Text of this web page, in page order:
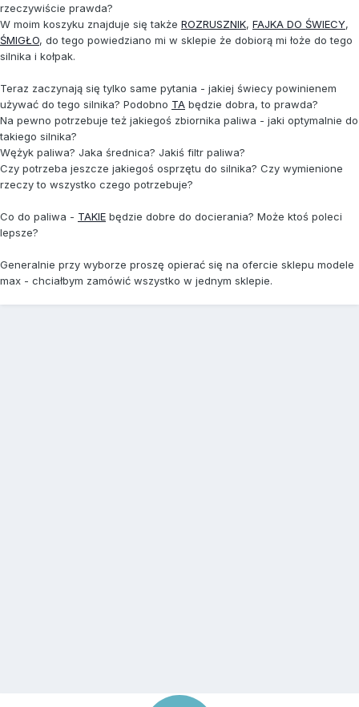
rzeczywiście prawda?
W moim koszyku znajduje się także ROZRUSZNIK, FAJKA DO ŚWIECY,
ŚMIGŁO, do tego powiedziano mi w sklepie że dobiorą mi łoże do tego
silnika i kołpak.
Teraz zaczynają się tylko same pytania - jakiej świecy powinienem
używać do tego silnika? Podobno TA będzie dobra, to prawda?
Na pewno potrzebuje też jakiegoś zbiornika paliwa - jaki optymalnie do
takiego silnika?
Wężyk paliwa? Jaka średnica? Jakiś filtr paliwa?
Czy potrzeba jeszcze jakiegoś osprzętu do silnika? Czy wymienione
rzeczy to wszystko czego potrzebuje?
Co do paliwa - TAKIE będzie dobre do docierania? Może ktoś poleci
lepsze?
Generalnie przy wyborze proszę opierać się na ofercie sklepu modele
max - chciałbym zamówić wszystko w jednym sklepie.